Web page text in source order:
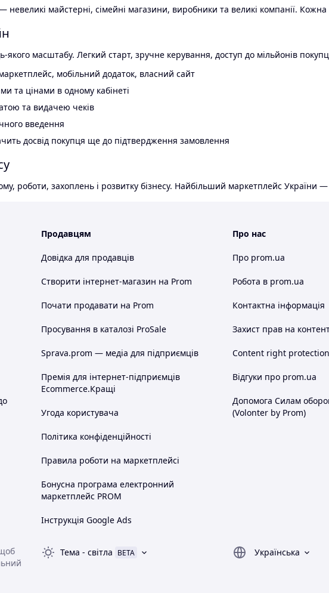
невеликі майстерні, сімейні магазини, виробники та великі компанії. Кожна
масштабу. Легкий старт, зручне керування, доступ до мільйонів
мобільний додаток, власний сайт
та цінами в одному кабінеті
та видачею чеків
введення
досвід покупця ще до підтвердження замовлення
роботи, захоплень і розвитку бізнесу. Найбільший маркетплейс України —
Продавцям
Довідка для продавців
Створити інтернет-магазин на Prom
Почати продавати на Prom
Просування в каталозі ProSale
Sprava.prom — медіа для підприємців
Премія для інтернет-підприємців
Ecommerce.Кращі
Угода користувача
Політика конфіденційності
Правила роботи на маркетплейсі
Бонусна програма електронний
маркетплейс PROM
Інструкція Google Ads
Про нас
Про prom.ua
Робота в prom.ua
Контактна інформація
Захист прав на
Content right protection
Відгуки про prom.ua
Допомога Силам
(Volonter by Prom)
Тема - світла BETA
Українська